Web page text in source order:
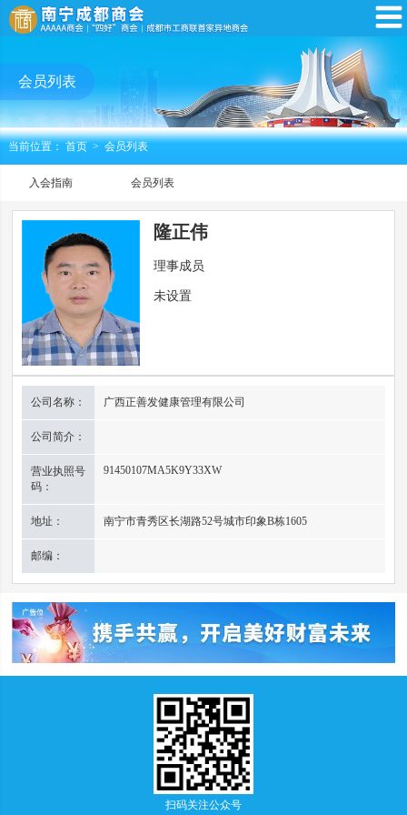
会员列表
当前位置： 首页> 会员列表
入会指南 会员列表
隆正伟
理事成员
未设置
公司名称： 广西正善发健康管理有限公司
公司简介：
营业执照号
码：
91450107MA5K9Y33XW
地址： 南宁市青秀区长湖路52号城市印象B栋1605
邮编：
扫码关注公众号